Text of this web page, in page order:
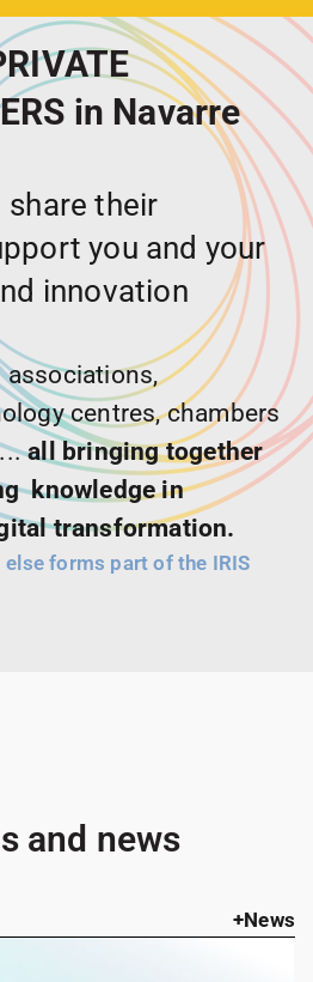
in Navarre
their
you and your
innovation
associations,
centres, chambers
all bringing together
knowledge in
transformation.
forms part of the IRIS
and news
+News